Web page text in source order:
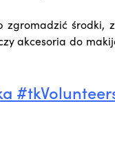
zgromadzić środki,
akcesoria do